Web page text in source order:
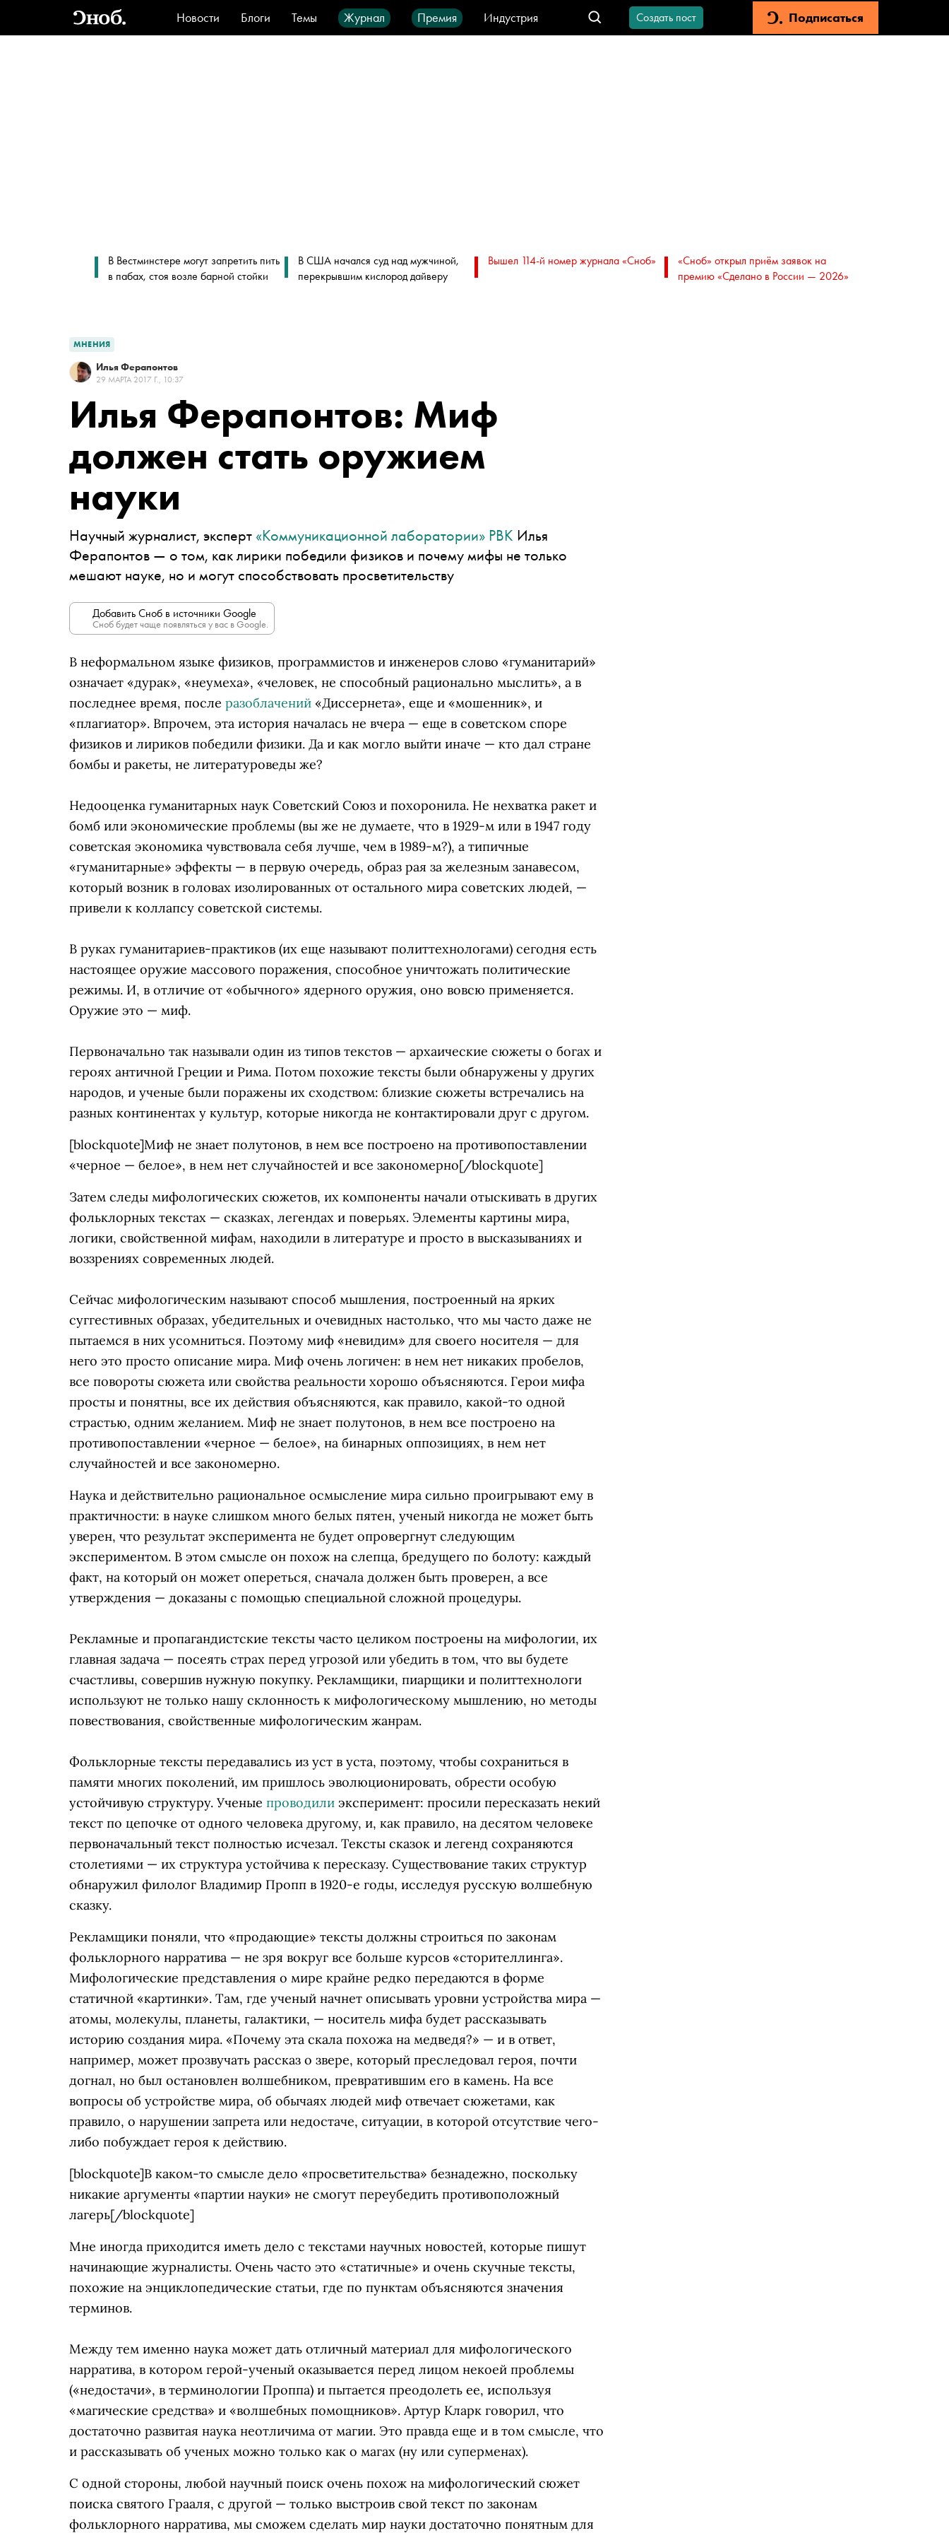
Новости Блоги Темы Журнал Премия
Индустрия
Стиль
Видео Город IT-продукты
Создать пост Подписаться
В Вестминстере могут запретить пить
в пабах, стоя возле барной стойки
В США начался суд над мужчиной,
перекрывшим кислород дайверу
Вышел 114-й номер журнала «Сноб»
«Сноб» открыл приём заявок на
премию «Сделано в России — 2026»
МНЕНИЯ
Илья Ферапонтов
29 МАРТА 2017 Г., 10:37
Илья Ферапонтов: Миф
должен стать оружием
науки
Научный журналист, эксперт «Коммуникационной лаборатории» РВК Илья
Ферапонтов — о том, как лирики победили физиков и почему мифы не только
мешают науке, но и могут способствовать просветительству
Добавить Сноб в источники Google
Сноб будет чаще появляться у вас в Google.
В неформальном языке физиков, программистов и инженеров слово «гуманитарий»
означает «дурак», «неумеха», «человек, не способный рационально мыслить», а в
последнее время, после разоблачений «Диссернета», еще и «мошенник», и
«плагиатор». Впрочем, эта история началась не вчера — еще в советском споре
физиков и лириков победили физики. Да и как могло выйти иначе — кто дал стране
бомбы и ракеты, не литературоведы же?
Недооценка гуманитарных наук Советский Союз и похоронила. Не нехватка ракет и
бомб или экономические проблемы (вы же не думаете, что в 1929-м или в 1947 году
советская экономика чувствовала себя лучше, чем в 1989-м?), а типичные
«гуманитарные» эффекты — в первую очередь, образ рая за железным занавесом,
который возник в головах изолированных от остального мира советских людей, —
привели к коллапсу советской системы.
В руках гуманитариев-практиков (их еще называют политтехнологами) сегодня есть
настоящее оружие массового поражения, способное уничтожать политические
режимы. И, в отличие от «обычного» ядерного оружия, оно вовсю применяется.
Оружие это — миф.
Первоначально так называли один из типов текстов — архаические сюжеты о богах и
героях античной Греции и Рима. Потом похожие тексты были обнаружены у других
народов, и ученые были поражены их сходством: близкие сюжеты встречались на
разных континентах у культур, которые никогда не контактировали друг с другом.
[blockquote]Миф не знает полутонов, в нем все построено на противопоставлении
«черное — белое», в нем нет случайностей и все закономерно[/blockquote]
Затем следы мифологических сюжетов, их компоненты начали отыскивать в других
фольклорных текстах — сказках, легендах и поверьях. Элементы картины мира,
логики, свойственной мифам, находили в литературе и просто в высказываниях и
воззрениях современных людей.
Сейчас мифологическим называют способ мышления, построенный на ярких
суггестивных образах, убедительных и очевидных настолько, что мы часто даже не
пытаемся в них усомниться. Поэтому миф «невидим» для своего носителя — для
него это просто описание мира. Миф очень логичен: в нем нет никаких пробелов,
все повороты сюжета или свойства реальности хорошо объясняются. Герои мифа
просты и понятны, все их действия объясняются, как правило, какой-то одной
страстью, одним желанием. Миф не знает полутонов, в нем все построено на
противопоставлении «черное — белое», на бинарных оппозициях, в нем нет
случайностей и все закономерно.
Наука и действительно рациональное осмысление мира сильно проигрывают ему в
практичности: в науке слишком много белых пятен, ученый никогда не может быть
уверен, что результат эксперимента не будет опровергнут следующим
экспериментом. В этом смысле он похож на слепца, бредущего по болоту: каждый
факт, на который он может опереться, сначала должен быть проверен, а все
утверждения — доказаны с помощью специальной сложной процедуры.
Рекламные и пропагандистские тексты часто целиком построены на мифологии, их
главная задача — посеять страх перед угрозой или убедить в том, что вы будете
счастливы, совершив нужную покупку. Рекламщики, пиарщики и политтехнологи
используют не только нашу склонность к мифологическому мышлению, но методы
повествования, свойственные мифологическим жанрам.
Фольклорные тексты передавались из уст в уста, поэтому, чтобы сохраниться в
памяти многих поколений, им пришлось эволюционировать, обрести особую
устойчивую структуру. Ученые проводили эксперимент: просили пересказать некий
текст по цепочке от одного человека другому, и, как правило, на десятом человеке
первоначальный текст полностью исчезал. Тексты сказок и легенд сохраняются
столетиями — их структура устойчива к пересказу. Существование таких структур
обнаружил филолог Владимир Пропп в 1920-е годы, исследуя русскую волшебную
сказку.
Рекламщики поняли, что «продающие» тексты должны строиться по законам
фольклорного нарратива — не зря вокруг все больше курсов «сторителлинга».
Мифологические представления о мире крайне редко передаются в форме
статичной «картинки». Там, где ученый начнет описывать уровни устройства мира —
атомы, молекулы, планеты, галактики, — носитель мифа будет рассказывать
историю создания мира. «Почему эта скала похожа на медведя?» — и в ответ,
например, может прозвучать рассказ о звере, который преследовал героя, почти
догнал, но был остановлен волшебником, превратившим его в камень. На все
вопросы об устройстве мира, об обычаях людей миф отвечает сюжетами, как
правило, о нарушении запрета или недостаче, ситуации, в которой отсутствие чего-
либо побуждает героя к действию.
[blockquote]В каком-то смысле дело «просветительства» безнадежно, поскольку
никакие аргументы «партии науки» не смогут переубедить противоположный
лагерь[/blockquote]
Мне иногда приходится иметь дело с текстами научных новостей, которые пишут
начинающие журналисты. Очень часто это «статичные» и очень скучные тексты,
похожие на энциклопедические статьи, где по пунктам объясняются значения
терминов.
Между тем именно наука может дать отличный материал для мифологического
нарратива, в котором герой-ученый оказывается перед лицом некоей проблемы
(«недостачи», в терминологии Проппа) и пытается преодолеть ее, используя
«магические средства» и «волшебных помощников». Артур Кларк говорил, что
достаточно развитая наука неотличима от магии. Это правда еще и в том смысле, что
и рассказывать об ученых можно только как о магах (ну или суперменах).
С одной стороны, любой научный поиск очень похож на мифологический сюжет
поиска святого Грааля, с другой — только выстроив свой текст по законам
фольклорного нарратива, мы сможем сделать мир науки достаточно понятным для